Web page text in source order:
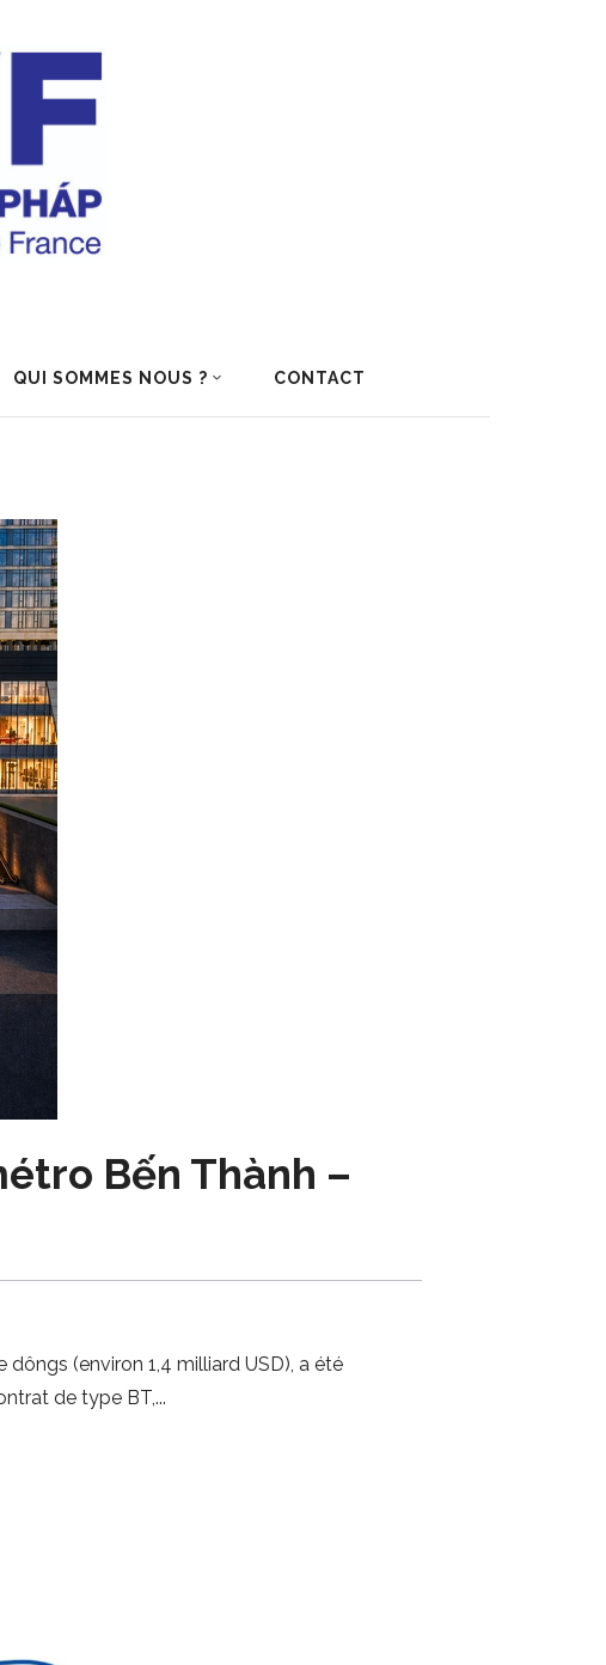
QUI SOMMES NOUS ? CONTACT
Bến Thành –
(environ 1,4 milliard USD), a été
de type BT,